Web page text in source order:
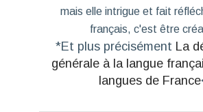
mais elle intrigue et fait
français, c'est être
*Et plus précisément La
générale à la langue
langues de France